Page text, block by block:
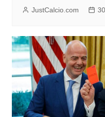
JustCalcio.com